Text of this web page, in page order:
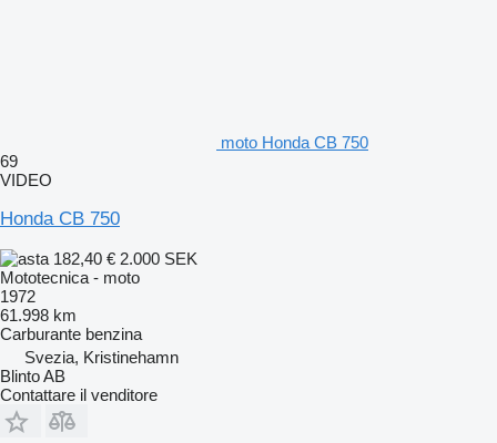
moto Honda CB 750
69
VIDEO
Honda CB 750
182,40 € 2.000 SEK
Mototecnica - moto
1972
61.998 km
Carburante benzina
Svezia, Kristinehamn
Blinto AB
Contattare il venditore